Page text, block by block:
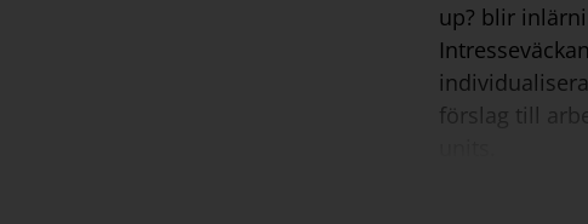
up? blir
förslag till